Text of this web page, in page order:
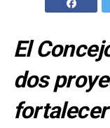
El
dos